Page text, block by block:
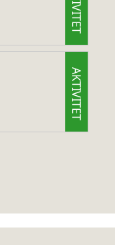
AKTIVITET